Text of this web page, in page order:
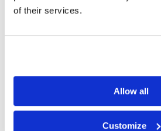
of their services.
Allow all
Customize